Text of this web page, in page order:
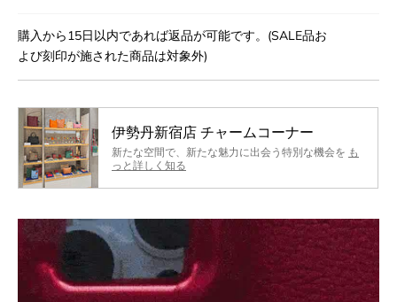
購入から15日以内であれば返品が可能です。(SALE品お
よび刻印が施された商品は対象外)
伊勢丹新宿店 チャームコーナー
新たな空間で、新たな魅力に出会う特別な機会を も
っと詳しく知る